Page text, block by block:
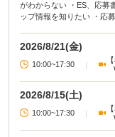
がわからない ・ES、応募
ップ情報を知りたい ・応
2026/8/21(金)
10:00~17:30 |
2026/8/15(土)
10:00~17:30 |